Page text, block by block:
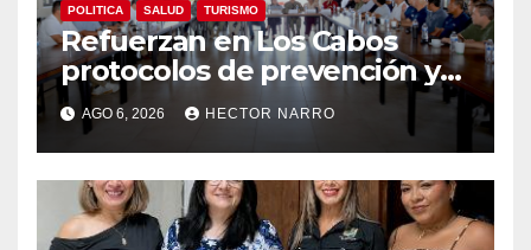
POLITICA SALUD TURISMO
Refuerzan en Los Cabos
protocolos de prevención y
rescate en playas ante oleaje
y temporada de ciclones
AGO 6, 2026 HECTOR NARRO